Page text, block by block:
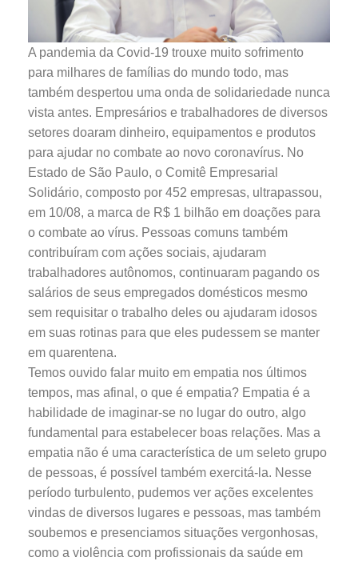
A pandemia da Covid-19 trouxe muito sofrimento
para milhares de famílias do mundo todo, mas
também despertou uma onda de solidariedade nunca
vista antes. Empresários e trabalhadores de diversos
setores doaram dinheiro, equipamentos e produtos
para ajudar no combate ao novo coronavírus. No
Estado de São Paulo, o Comitê Empresarial
Solidário, composto por 452 empresas, ultrapassou,
em 10/08, a marca de R$ 1 bilhão em doações para
o combate ao vírus. Pessoas comuns também
contribuíram com ações sociais, ajudaram
trabalhadores autônomos, continuaram pagando os
salários de seus empregados domésticos mesmo
sem requisitar o trabalho deles ou ajudaram idosos
em suas rotinas para que eles pudessem se manter
em quarentena.
Temos ouvido falar muito em empatia nos últimos
tempos, mas afinal, o que é empatia? Empatia é a
habilidade de imaginar-se no lugar do outro, algo
fundamental para estabelecer boas relações. Mas a
empatia não é uma característica de um seleto grupo
de pessoas, é possível também exercitá-la. Nesse
período turbulento, pudemos ver ações excelentes
vindas de diversos lugares e pessoas, mas também
soubemos e presenciamos situações vergonhosas,
como a violência com profissionais da saúde em